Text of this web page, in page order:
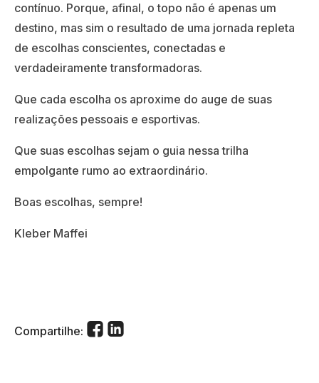
contínuo. Porque, afinal, o topo não é apenas um
destino, mas sim o resultado de uma jornada repleta
de escolhas conscientes, conectadas e
verdadeiramente transformadoras.
Que cada escolha os aproxime do auge de suas
realizações pessoais e esportivas.
Que suas escolhas sejam o guia nessa trilha
empolgante rumo ao extraordinário.
Boas escolhas, sempre!
Kleber Maffei
Compartilhe: